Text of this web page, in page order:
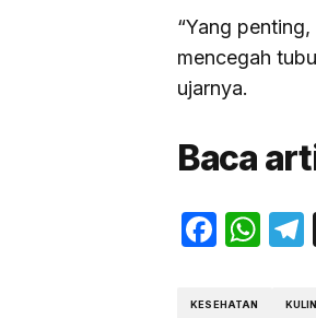
“Yang
mencegah
ujarnya.
Baca
KESEHATAN